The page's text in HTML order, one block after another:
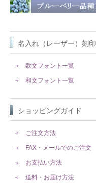
名入れ（レーザー）刻印
欧文フォント一覧
和文フォント一覧
ショッピングガイド
ご注文方法
FAX・メールでのご注文
お支払い方法
送料・お届け方法